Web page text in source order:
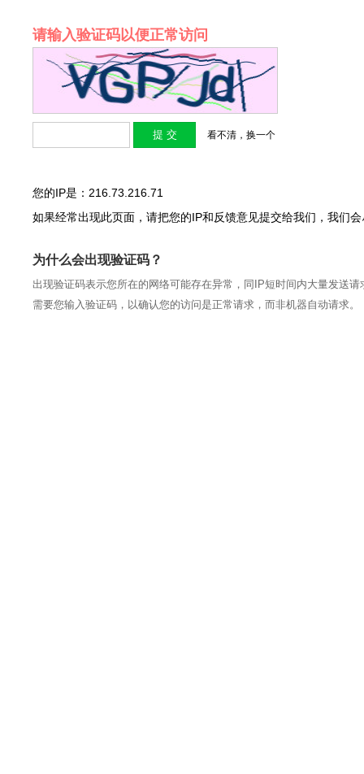
请输入验证码以便正常访问
看不清，换一个
您的IP是：216.73.216.71
如果经常出现此页面，请把您的IP和反馈意见提交给我们，我们
为什么会出现验证码？
出现验证码表示您所在的网络可能存在异常，同IP短时间内大量发送
需要您输入验证码，以确认您的访问是正常请求，而非机器自动请求。